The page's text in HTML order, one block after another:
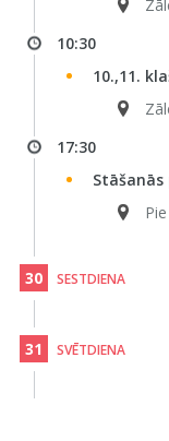
10:30
10.,11.
17:30
30 SESTDIENA
31 SVĒTDIENA